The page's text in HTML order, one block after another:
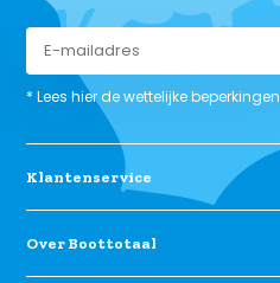
* Lees hier de wettelijke beperkingen
Klantenservice
Over Boottotaal